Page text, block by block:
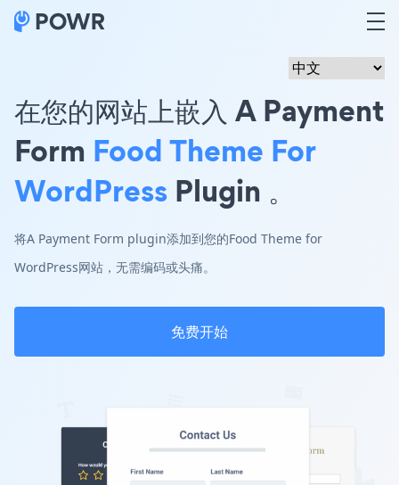
在您的网站上嵌入 A Payment
Form Food Theme For
WordPress Plugin 。
将A Payment Form plugin添加到您的Food Theme for
WordPress网站，无需编码或头痛。
免费开始